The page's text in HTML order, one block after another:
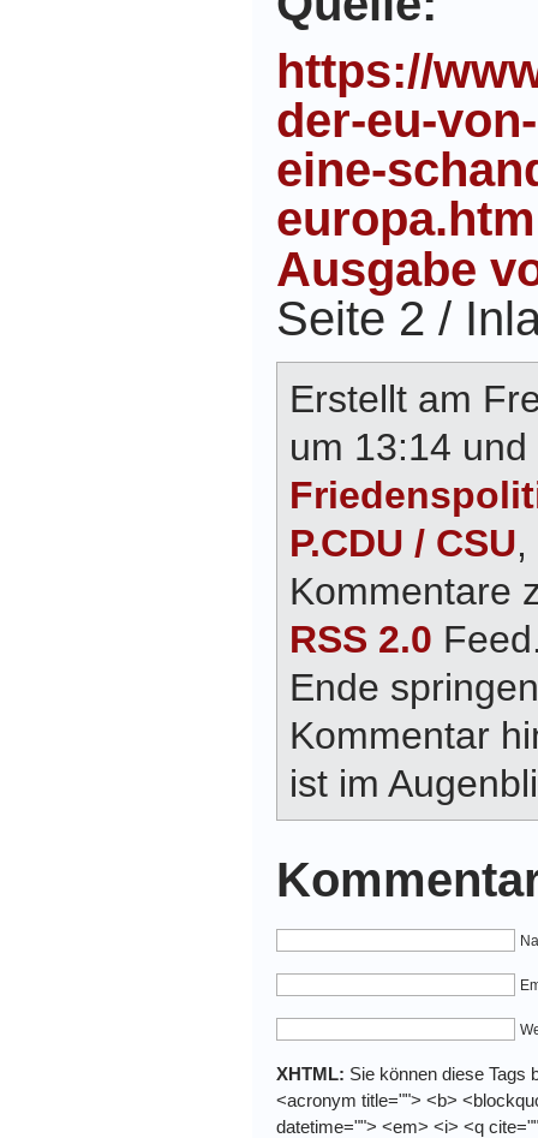
https://
der-eu-
eine-
Ausgabe
Seite 2 /
Erstellt am
um 13:14
P.CDU / CSU,
Kommentare
RSS 2.0
Ende
Kommentar
ist im
XHTML: Sie können diese Tags
<acronym title=""> <b>
datetime=""> <em> <i> <q